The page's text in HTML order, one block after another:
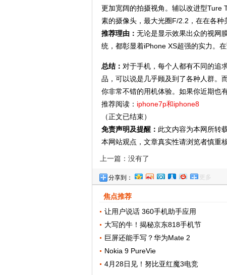
更加宽阔的拍摄视角。辅以改进型Ture
素的摄像头，最大光圈F/2.2，在在各种
推荐理由： 无论是显示效果出众的视网
统，都彰显着iPhone XS超强的实力。
总结： 对于手机，每个人都有不同的追
品，可以说是几乎顾及到了各种人群。
你非常不错的用机体验。如果你近期也
推荐阅读： iphone7p和iphone8
（正文已结束）
免责声明及提醒： 此文内容为本网所转
本网站观点，文章真实性请浏览者慎重
上一篇：没有了
分享到： 更多
焦点推荐
让用户说话 360手机助手应用
大写的牛！揭秘京东818手机节
巨屏还能手写？华为Mate 2
Nokia 9 PureVie
4月28日见！努比亚红魔3电竞